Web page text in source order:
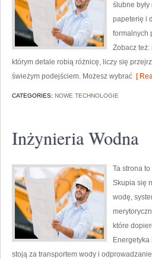
ślubne
papeterię i
formalnych
Zobacz
którym detale robią różnicę, liczy się
świeżym podejściem. Możesz wybrać [
CATEGORIES: NOWE TECHNOLOGIE
Inżynieria Wodna
Ta strona
Skupia się
wodę,
które
stoją za transportem wody i